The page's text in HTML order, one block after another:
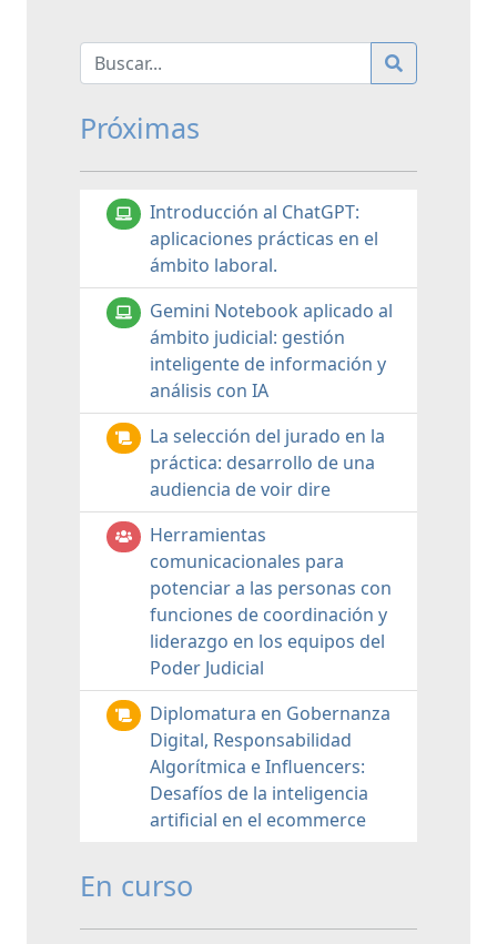
Próximas
Introducción al ChatGPT:
aplicaciones prácticas en el
ámbito laboral.
Gemini Notebook aplicado al
ámbito judicial: gestión
inteligente de información y
análisis con IA
La selección del jurado en la
práctica: desarrollo de una
audiencia de voir dire
Herramientas
comunicacionales para
potenciar a las personas con
funciones de coordinación y
liderazgo en los equipos del
Poder Judicial
Diplomatura en Gobernanza
Digital, Responsabilidad
Algorítmica e Influencers:
Desafíos de la inteligencia
artificial en el ecommerce
En curso